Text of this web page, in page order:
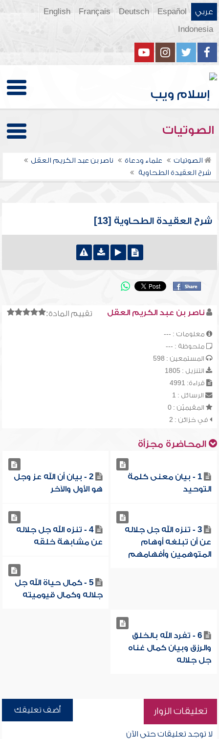
عربي Español
Deutsch
Français
English
Indonesia
الصوتيات
الصوتيات علماء ودعاة
ناصر بن عبد الكريم العقل
شرح العقيدة الطحاوية
شرح العقيدة الطحاوية [13]
تقييم المادة: ناصر بن عبد الكريم العقل
معلومات : ---
ملحوظة : ---
المستمعين : 598
التنزيل : 1805
قراءة: 4991
الرسائل : 1
المقيميّن : 0
في خزائن : 2
المحاضرة مجزأة
1 - بيان معنى كلمة
التوحيد
2 - بيان أن الله عز وجل
هو الأول والآخر
3 - تنزه الله جل جلاله
عن أن تبلغه أوهام
المتوهمين وأفهامهم
4 - تنزه الله جل جلاله
عن مشابهة خلقه
5 - كمال حياة الله جل
جلاله وكمال قيوميته
6 - تفرد الله بالخلق
والرزق وبيان كمال غناه
جل جلاله
تعليقات الزوار أضف تعليقك
لا توجد تعليقات حتى الآن